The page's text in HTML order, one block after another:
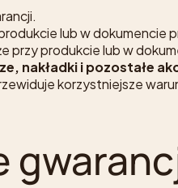
lub w dokumencie
przy produkcie lub w
nakładki i pozostałe
korzystniejsze